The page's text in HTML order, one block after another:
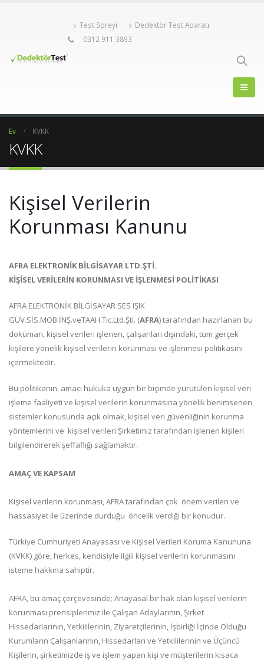
Test Spreyi
Dedektör Test Aparatı
0312 911 3893
Ev KVKK
KVKK
Kişisel Verilerin
Korunması Kanunu
AFRA ELEKTRONİK BİLGİSAYAR LTD.ŞTİ.
KİŞİSEL VERİLERİN KORUNMASI VE İŞLENMESİ POLİTİKASI
AFRA ELEKTRONİK BİLGİSAYAR SES IŞIK
GÜV.SİS.MOB.İNŞ.veTAAH.Tic.Ltd.Şti. (AFRA) tarafından hazırlanan bu
doküman, kişisel verileri işlenen, çalışanları dışındaki, tüm gerçek
kişilere yönelik kişisel verilerin korunması ve işlenmesi politikasını
içermektedir.
Bu politikanın amacı hukuka uygun bir biçimde yürütülen kişisel veri
işleme faaliyeti ve kişisel verilerin korunmasına yönelik benimsenen
sistemler konusunda açık olmak, kişisel veri güvenliğinin korunma
yöntemlerini ve kişisel verileri Şirketimiz tarafından işlenen kişileri
bilgilendirerek şeffaflığı sağlamaktır.
AMAÇ VE KAPSAM
Kişisel verilerin korunması, AFRA tarafından çok önem verilen ve
hassasiyet ile üzerinde durduğu öncelik verdiği bir konudur.
Türkiye Cumhuriyeti Anayasası ve Kişisel Verileri Koruma Kanununa
(KVKK) göre, herkes, kendisiyle ilgili kişisel verilerin korunmasını
isteme hakkına sahiptir.
AFRA, bu amaç çerçevesinde; Anayasal bir hak olan kişisel verilerin
korunması prensiplerimiz ile Çalışan Adaylarının, Şirket
Hissedarlarının, Yetkililerinin, Ziyaretçilerinin, İşbirliği İçinde Olduğu
Kurumların Çalışanlarının, Hissedarları ve Yetkililerinin ve Üçüncü
Kişilerin, şirketimizde iş ve işlem yapan kişi ve müşterilerin kısaca